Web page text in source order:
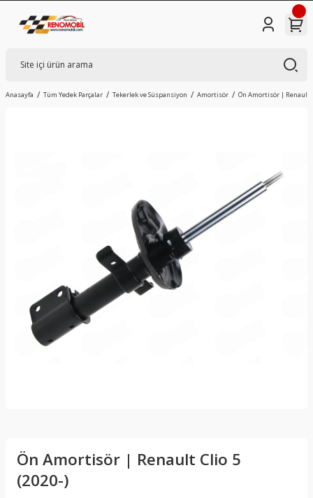
Anasayfa Tüm Yedek Parçalar Tekerlek ve Süspansiyon Amortisör Ön Amortisör | Renault
Ön Amortisör | Renault Clio 5
(2020-)